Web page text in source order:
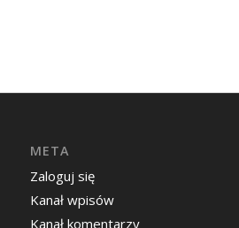
META
Zaloguj się
Kanał wpisów
Kanał komentarzy